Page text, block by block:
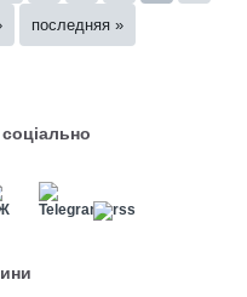
последняя »